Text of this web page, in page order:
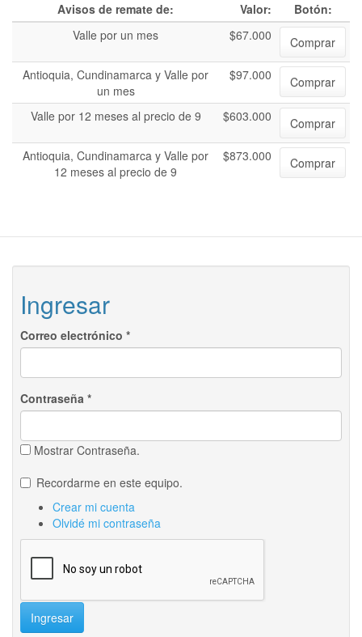
Avisos de remate de:
Valor:
Botón:
Valle por un mes
$67.000
Comprar
Antioquia, Cundinamarca y Valle por
un mes
$97.000 Comprar
Valle por 12 meses al precio de 9 $603.000
Comprar
Antioquia, Cundinamarca y Valle por
12 meses al precio de 9
$873.000 Comprar
Ingresar
Correo electrónico *
Contraseña *
Mostrar Contraseña.
Recordarme en este equipo.
Crear mi cuenta
Olvidé mi contraseña
Ingresar